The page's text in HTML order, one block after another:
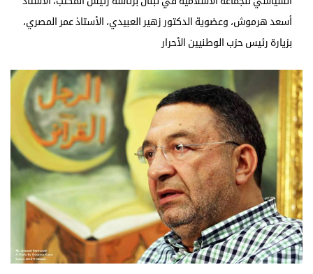
أسعد هرموش، وعضوية الدكتور زهير العبيدي، الأستاذ عمر المصري،
بزيارة رئيس حزب الوطنيين الأحرار